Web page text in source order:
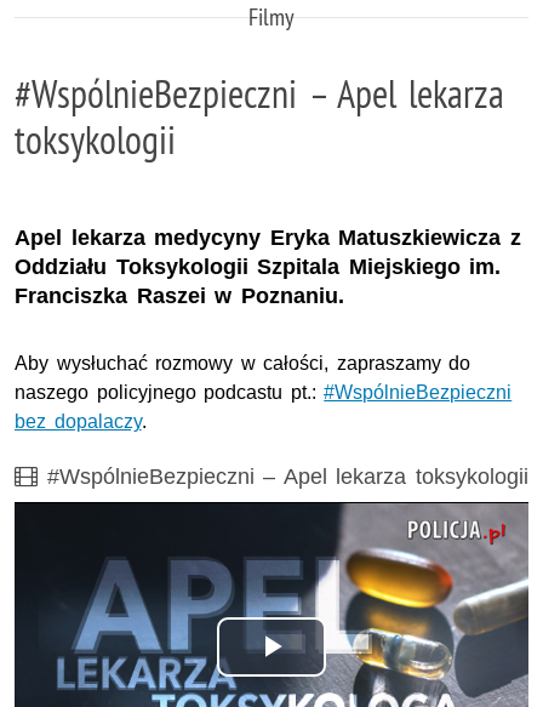
Filmy
#WspólnieBezpieczni – Apel lekarza
toksykologii
Apel lekarza medycyny Eryka Matuszkiewicza z
Oddziału Toksykologii Szpitala Miejskiego im.
Franciszka Raszei w Poznaniu.
Aby wysłuchać rozmowy w całości, zapraszamy do
naszego policyjnego podcastu pt.:#WspólnieBezpieczni
bez dopalaczy.
Film
#WspólnieBezpieczni – Apel lekarza toksykologii
Odtwórz